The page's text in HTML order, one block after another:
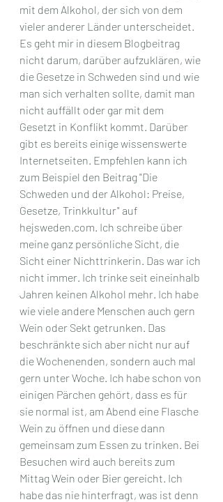
mit dem Alkohol, der sich von dem
vieler anderer Länder unterscheidet.
Es geht mir in diesem Blogbeitrag
nicht darum, darüber aufzuklären, wie
die Gesetze in Schweden sind und wie
man sich verhalten sollte, damit man
nicht auffällt oder gar mit dem
Gesetzt in Konflikt kommt. Darüber
gibt es bereits einige wissenswerte
Internetseiten. Empfehlen kann ich
zum Beispiel den Beitrag "Die
Schweden und der Alkohol: Preise,
Gesetze, Trinkkultur" auf
hejsweden.com. Ich schreibe über
meine ganz persönliche Sicht, die
Sicht einer Nichttrinkerin. Das war ich
nicht immer. Ich trinke seit eineinhalb
Jahren keinen Alkohol mehr. Ich habe
wie viele andere Menschen auch gern
Wein oder Sekt getrunken. Das
beschränkte sich aber nicht nur auf
die Wochenenden, sondern auch mal
gern unter Woche. Ich habe schon von
einigen Pärchen gehört, dass es für
sie normal ist, am Abend eine Flasche
Wein zu öffnen und diese dann
gemeinsam zum Essen zu trinken. Bei
Besuchen wird auch bereits zum
Mittag Wein oder Bier gereicht. Ich
habe das nie hinterfragt, was ist denn